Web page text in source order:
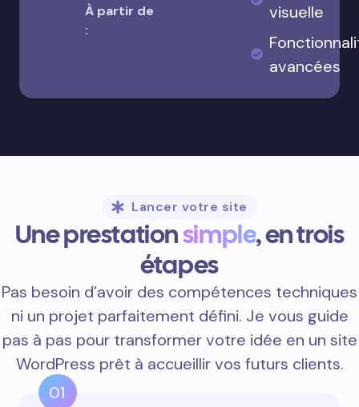
À partir de
:
visuelle
avancées
Lancer votre site
Une prestationsimple, en trois
étapes
Pas besoin d’avoir des compétences techniques
ni un projet parfaitement défini. Je vous guide
pas à pas pour transformer votre idée en un site
WordPress prêt à accueillir vos futurs clients.
01